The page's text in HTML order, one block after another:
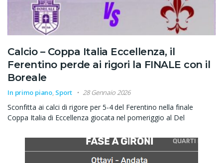
Calcio – Coppa Italia Eccellenza, il
Ferentino perde ai rigori la FINALE con il
Boreale
In primo piano, Sport 28 Gennaio 2026
Sconfitta ai calci di rigore per 5-4 del Ferentino nella finale
Coppa Italia di Eccellenza giocata nel pomeriggio al Del